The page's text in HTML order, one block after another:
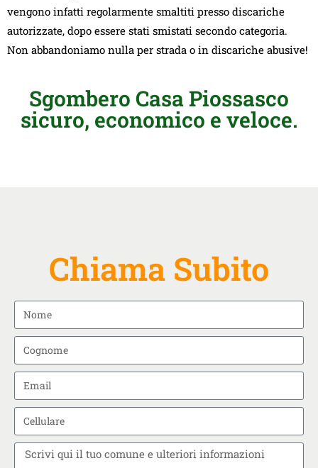
vengono infatti regolarmente smaltiti presso discariche
autorizzate, dopo essere stati smistati secondo categoria.
Non abbandoniamo nulla per strada o in discariche abusive!
Sgombero Casa Piossasco
sicuro, economico e veloce.
Chiama Subito